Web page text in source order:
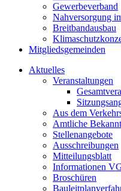
Gewerbeverband
Nahversorgung
Breitbandausbau
Mitgliedsgemeinden
Aktuelles
Veranstaltungen
Aus dem
Amtliche
Stellenangebote
Ausschreibungen
Mitteilungsblatt
Informationen
Broschüren